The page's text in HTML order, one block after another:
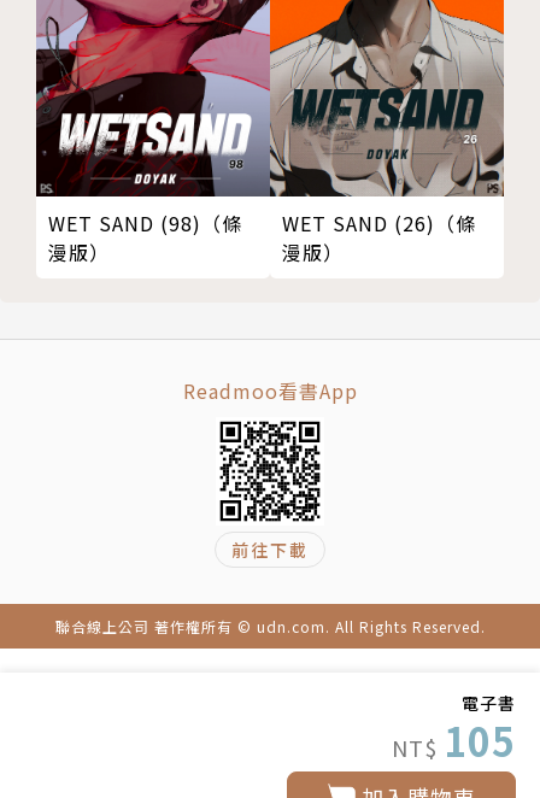
電子書
NT$ 105
WET SAND (98)（條
漫版）
WET SAND (26)（條
漫版）
Readmoo看書App
前往下載
聯合線上公司 著作權所有 © udn.com. All Rights Reserved.